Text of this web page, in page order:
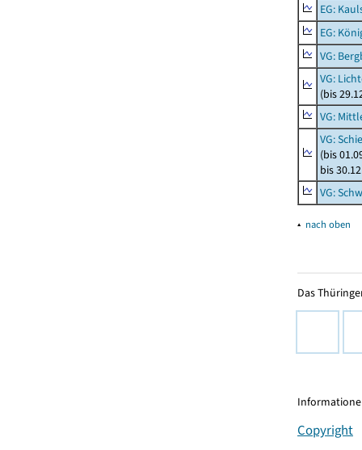
EG:
EG:
VG:
VG:
(bis
VG:
VG:
(bis
bis
VG:
▴ nach oben
Das
Copyright